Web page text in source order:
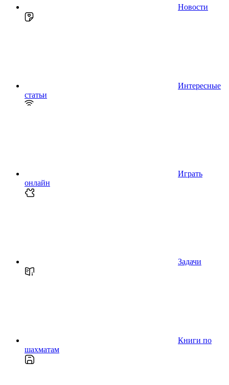
Новости
Интересные
статьи
Играть
онлайн
Задачи
Книги по
шахматам